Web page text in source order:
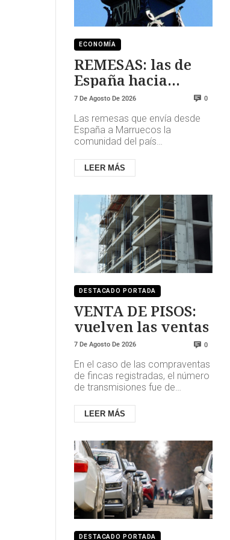
ECONOMÍA
REMESAS: las de
España hacia
Marruecos se han
triplicado
7 De Agosto De 2026 0
Las remesas que envía desde
España a Marruecos la
comunidad del país
en apenas una década y rozan
ya los 1.600 mi...
LEER MÁS
DESTACADO PORTADA
VENTA DE PISOS:
vuelven las ventas
7 De Agosto De 2026 0
En el caso de las compraventas
de fincas registradas, el número
de transmisiones fue de
del 4,2%. El 87,4% de las c...
LEER MÁS
DESTACADO PORTADA